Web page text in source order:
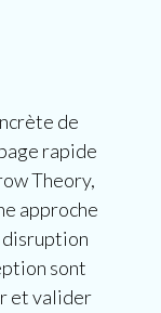
de
rapide
Theory,
approche
disruption
sont
et valider